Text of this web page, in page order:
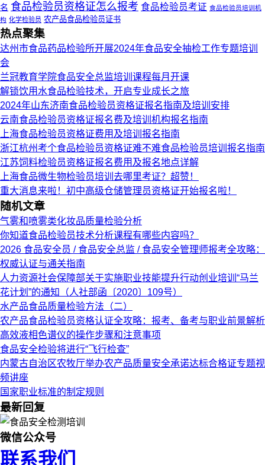
名 食品检验员资格证怎么报考 食品检验员考证 食品检验员培训机
构 化学检验员 农产品食品检验员证书
热点聚集
达州市食品药品检验所开展2024年食品安全抽检工作专题培训
会
兰冠教育学院食品安全总监培训课程每月开课
解锁饮用水食品检验技术，开启专业成长之旅
2024年山东济南食品检验员资格证报名指南及培训安排
云南食品检验员资格证报名费及培训机构报名指南
上海食品检验员资格证费用及培训报名指南
浙江杭州考个食品检验员资格证难不难食品检验员培训报名指南
江苏饲料检验员资格证报名费用及报名地点详解
上海食品微生物检验员培训去哪里考证？超赞！
重大消息来啦！初中高级仓储管理员资格证开始报名啦！
随机文章
气雾和喷雾类化妆品质量检验分析
你知道食品检验员技术分析课程有哪些内容吗？
2026 食品安全员 / 食品安全总监 / 食品安全管理师报考全攻略：
权威认证与通关指南
人力资源社会保障部关于实施职业技能提升行动创业培训“马兰
花计划”的通知（人社部函〔2020〕109号）
水产品食品质量检验方法（二）
农产品食品检验员资格认证全攻略：报考、备考与职业前景解析
高效液相色谱仪的操作步骤和注意事项
食品安全检验将进行“飞行检查”
内蒙古自治区农牧厅举办农产品质量安全承诺达标合格证专题视
频讲座
国家职业标准的制定规则
最新回复
微信公众号
联系我们